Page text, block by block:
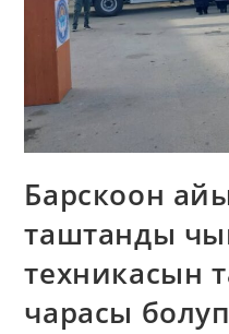
Барскоон
таштанды
техникасын
чарасы